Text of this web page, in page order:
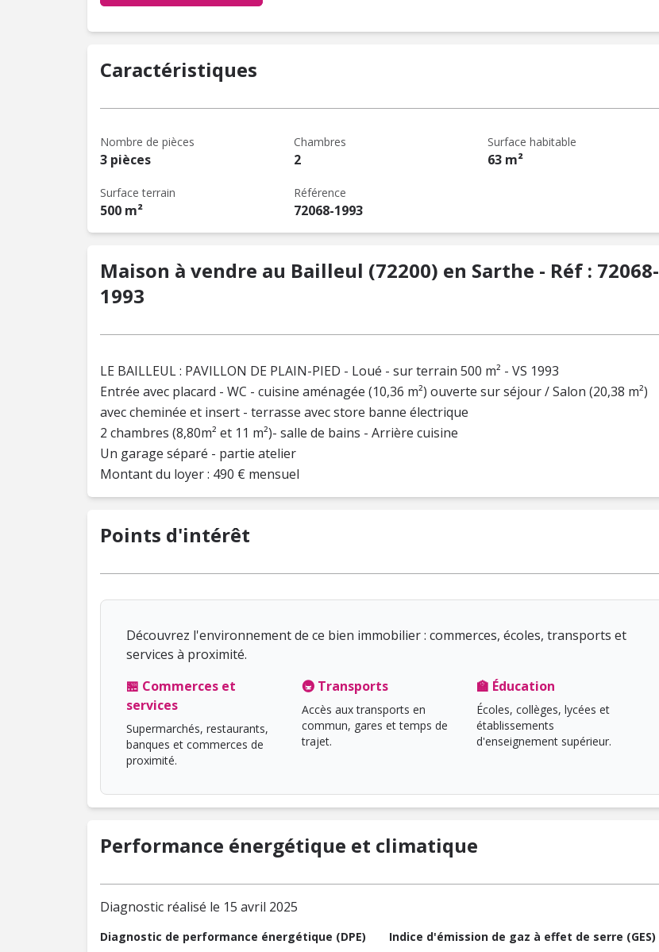
Caractéristiques
Nombre de pièces
3 pièces
Chambres
2
Surface habitable
63 m²
Surface terrain
500 m²
Référence
72068-1993
Maison à vendre au Bailleul (72200) en Sarthe - Réf : 72068-
1993
LE BAILLEUL : PAVILLON DE PLAIN-PIED - Loué - sur terrain 500 m² - VS 1993
Entrée avec placard - WC - cuisine aménagée (10,36 m²) ouverte sur séjour / Salon (20,38 m²)
avec cheminée et insert - terrasse avec store banne électrique
2 chambres (8,80m² et 11 m²)- salle de bains - Arrière cuisine
Un garage séparé - partie atelier
Montant du loyer : 490 € mensuel
Points d'intérêt
Découvrez l'environnement de ce bien immobilier : commerces, écoles, transports et
services à proximité.
🏪 Commerces et
services
Supermarchés, restaurants,
banques et commerces de
proximité.
🚇 Transports
Accès aux transports en
commun, gares et temps de
trajet.
🏫 Éducation
Écoles, collèges, lycées et
établissements
d'enseignement supérieur.
Performance énergétique et climatique
Diagnostic réalisé le 15 avril 2025
Diagnostic de performance énergétique (DPE) Indice d'émission de gaz à effet de serre (GES)